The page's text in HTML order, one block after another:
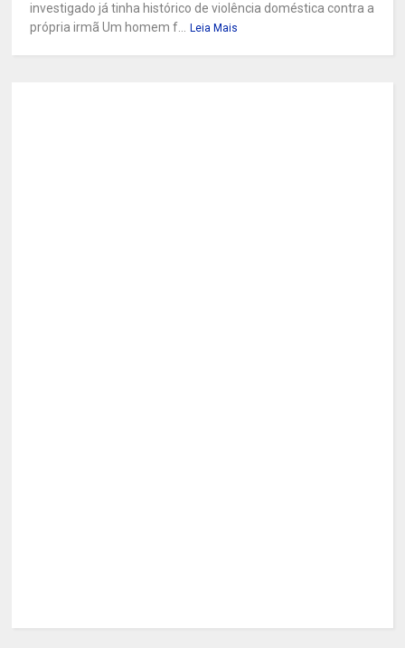
investigado já tinha histórico de violência doméstica contra a
própria irmã Um homem f...
Leia Mais